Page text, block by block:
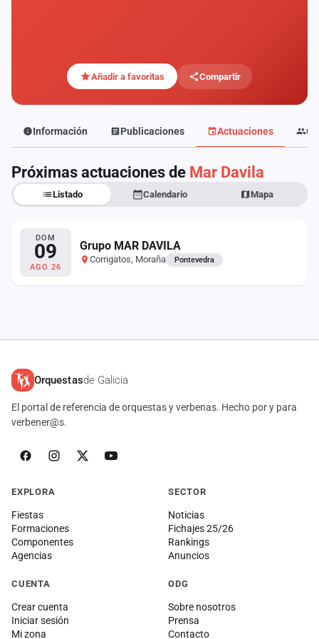
Añadir a favoritas Compartir
Información Publicaciones Actuaciones
Próximas actuaciones de Mar Davila
Listado Calendario Mapa
DOM
09
AGO 26
Grupo MAR DAVILA
Corrigatos, Moraña Pontevedra
Orquestasde Galicia
El portal de referencia de orquestas y verbenas. Hecho por y para
verbener@s.
EXPLORA
Fiestas
Formaciones
Componentes
Agencias
SECTOR
Noticias
Fichajes 25/26
Rankings
Anuncios
CUENTA
Crear cuenta
Iniciar sesión
Mi zona
ODG
Sobre nosotros
Prensa
Contacto
Componentes
Fichajes
Agencias
Rankings
Vídeos
Anuncios
Contacto